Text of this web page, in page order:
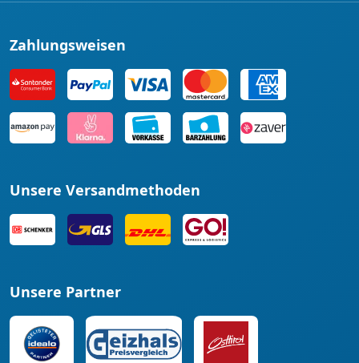
Zahlungsweisen
Unsere Versandmethoden
Unsere Partner